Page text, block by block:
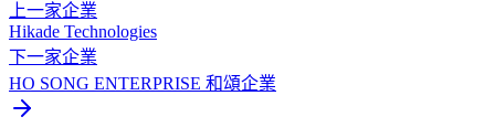
上一家企業
Hikade Technologies
下一家企業
HO SONG ENTERPRISE 和頌企業